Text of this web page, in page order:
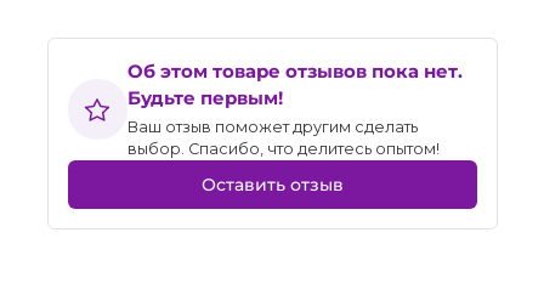
Об этом товаре отзывов пока нет.
Будьте первым!
Ваш отзыв поможет другим сделать
выбор. Спасибо, что делитесь опытом!
Оставить отзыв